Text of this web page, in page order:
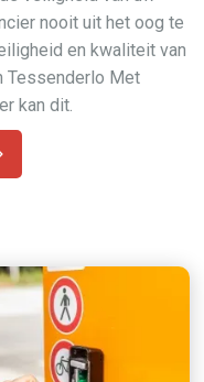
nooit uit het oog te
en kwaliteit van
Tessenderlo Met
kan dit.